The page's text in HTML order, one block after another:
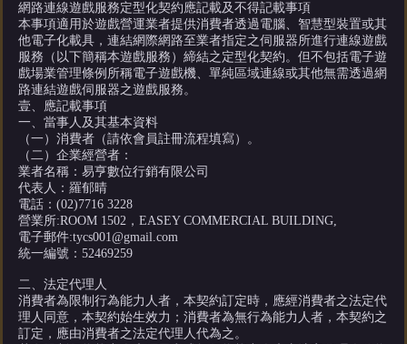
網路連線遊戲服務定型化契約應記載及不得記載事項
本事項適用於遊戲營運業者提供消費者透過電腦、智慧型裝置或其
他電子化載具，連結網際網路至業者指定之伺服器所進行連線遊戲
服務（以下簡稱本遊戲服務）締結之定型化契約。但不包括電子遊
戲場業管理條例所稱電子遊戲機、單純區域連線或其他無需透過網
路連結遊戲伺服器之遊戲服務。
壹、應記載事項
一、當事人及其基本資料
（一）消費者（請依會員註冊流程填寫）。
（二）企業經營者：
業者名稱：易亨數位行銷有限公司
代表人：羅郁晴
電話：(02)7716 3228
營業所:ROOM 1502，EASEY COMMERCIAL BUILDING,
電子郵件:tycs001@gmail.com
統一編號：52469259
二、法定代理人
消費者為限制行為能力人者，本契約訂定時，應經消費者之法定代
理人同意，本契約始生效力；消費者為無行為能力人者，本契約之
訂定，應由消費者之法定代理人代為之。